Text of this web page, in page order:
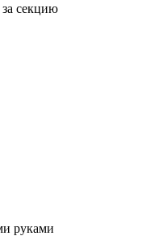
секцию
руками